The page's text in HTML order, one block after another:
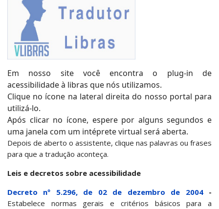
Em nosso site você encontra o plug-in de
acessibilidade à libras que nós utilizamos.
Clique no ícone na lateral direita do nosso portal para
utilizá-lo.
Após clicar no ícone, espere por alguns segundos e
uma janela com um intéprete virtual será aberta.
Depois de aberto o assistente, clique nas palavras ou frases
para que a tradução aconteça.
Leis e decretos sobre acessibilidade
Decreto nº 5.296, de 02 de dezembro de 2004-
Estabelece normas gerais e critérios básicos para a